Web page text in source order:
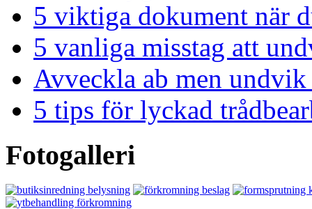
5 viktiga dokument när
5 vanliga misstag att
Avveckla ab men
5 tips för lyckad
Fotogalleri